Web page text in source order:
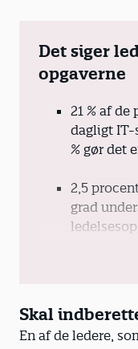
Det siger
opgaverne
21 % af
dagligt IT-
% gør det
2,5
grad
support i
dagligt
gør det en
Skal
En af de ledere,